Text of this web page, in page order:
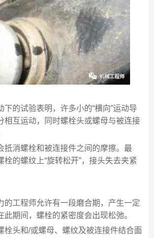
下的试验表明，许多小的“横向”运动导
相互运动，同时螺栓头或螺母与被连接
抵消螺栓和被连接件之间的摩擦。最
栓的螺纹上“旋转松开”，接头失去夹紧
的工程师允许有一段磨合期，产生一定
此期间，螺栓的紧密度会出现松弛。
栓头和/或螺母、螺纹及被连接件结合面